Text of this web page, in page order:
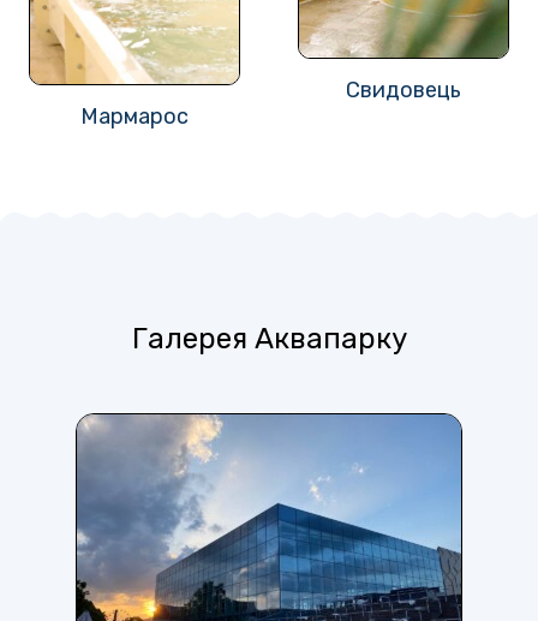
Мармарос
Свидовець
Галерея Аквапарку